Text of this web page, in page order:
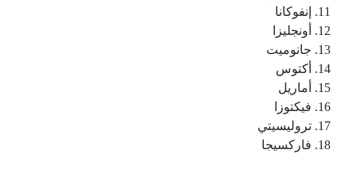
إنفوكانا
أونجليزا
جانوميت
أكتوس
أماريل
فيكتوزا
تروليسيتي
فاركسيجا